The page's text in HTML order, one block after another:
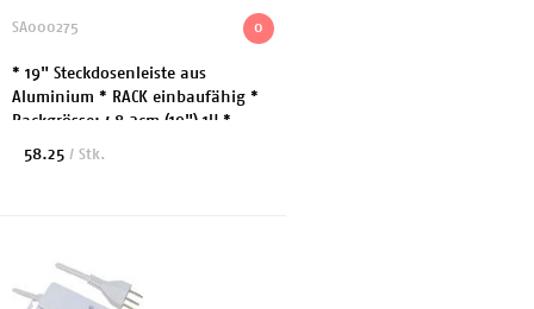
0
SA000275
* 19" Steckdosenleiste aus
Aluminium * RACK einbaufähig *
Rackgrösse: 48.3cm (19") 1U *
Steckertyp Eingang: T12 *
58.25 / Stk.